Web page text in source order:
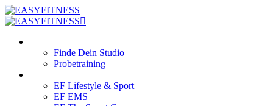
Skip
to
—
Finde Dein Studio
Probetraining
—
EF Lifestyle & Sport
EF EMS